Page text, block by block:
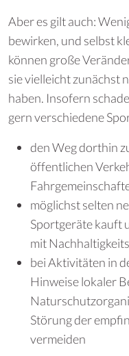
Aber es gilt auch:
bewirken, und selbst
können große
sie vielleicht zunächst
haben. Insofern
gern verschiedene
den Weg dorthin
öffentlichen
möglichst selten
Sportgeräte kauft
mit
bei Aktivitäten in
Hinweise lokaler
Störung der
vermeiden